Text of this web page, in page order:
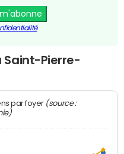
Saint-Pierre-
par foyer (source :